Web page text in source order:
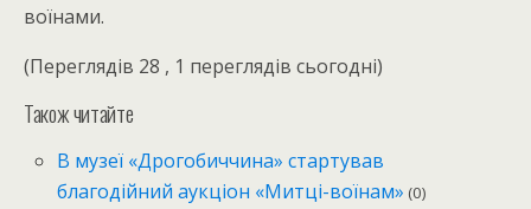
воїнами.
(Переглядів 28 , 1 переглядів сьогодні)
Також читайте
В музеї «Дрогобиччина» стартував
благодійний аукціон «Митці-воїнам» (0)